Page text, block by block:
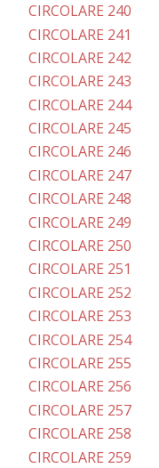
CIRCOLARE 240
CIRCOLARE 241
CIRCOLARE 242
CIRCOLARE 243
CIRCOLARE 244
CIRCOLARE 245
CIRCOLARE 246
CIRCOLARE 247
CIRCOLARE 248
CIRCOLARE 249
CIRCOLARE 250
CIRCOLARE 251
CIRCOLARE 252
CIRCOLARE 253
CIRCOLARE 254
CIRCOLARE 255
CIRCOLARE 256
CIRCOLARE 257
CIRCOLARE 258
CIRCOLARE 259